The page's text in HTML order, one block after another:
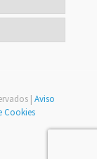
| Aviso
Cookies